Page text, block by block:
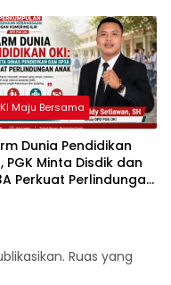
Maju Bersama
Dunia Pendidikan
PGK Minta Disdik dan
Perkuat Perlindungan
Ruas yang